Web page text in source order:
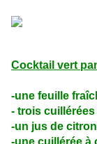
Cocktail vert
-une feuille
- trois
-un jus de citron